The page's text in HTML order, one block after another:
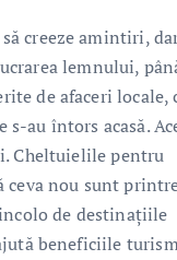
creeze amintiri,
lemnului,
de afaceri locale,
au întors acasă.
Cheltuielile pentru
nou sunt
de destinațiile
beneficiile